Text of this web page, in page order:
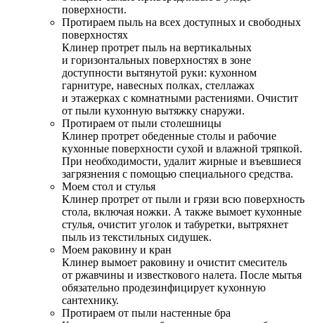
поверхности.
Протираем пыль на всех доступных и свободных
поверхностях
Клинер протрет пыль на вертикальных
и горизонтальных поверхностях в зоне
доступности вытянутой руки: кухонном
гарнитуре, навесных полках, стеллажах
и этажерках с комнатными растениями. Очистит
от пыли кухонную вытяжку снаружи.
Протираем от пыли столешницы
Клинер протрет обеденные столы и рабочие
кухонные поверхности сухой и влажной тряпкой.
При необходимости, удалит жирные и въевшиеся
загрязнения с помощью специального средства.
Моем стол и стулья
Клинер протрет от пыли и грязи всю поверхность
стола, включая ножки. А также вымоет кухонные
стулья, очистит уголок и табуретки, вытряхнет
пыль из текстильных сидушек.
Моем раковину и кран
Клинер вымоет раковину и очистит смеситель
от ржавчины и известкового налета. После мытья
обязательно продезинфицирует кухонную
сантехнику.
Протираем от пыли настенные бра